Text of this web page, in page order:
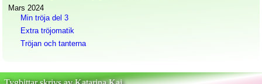
Mars 2024
Min tröja del 3
Extra tröjomatik
Tröjan och tanterna